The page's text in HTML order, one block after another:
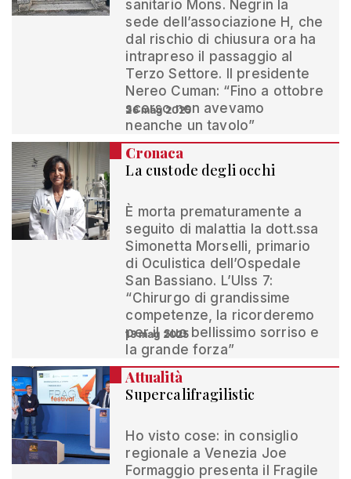
sanitario Mons. Negrin la
sede dell’associazione H, che
dal rischio di chiusura ora ha
intrapreso il passaggio al
Terzo Settore. Il presidente
Nereo Cuman: “Fino a ottobre
scorso non avevamo
neanche un tavolo”
26 mag 2025
Cronaca
La custode degli occhi
È morta prematuramente a
seguito di malattia la dott.ssa
Simonetta Morselli, primario
di Oculistica dell’Ospedale
San Bassiano. L’Ulss 7:
“Chirurgo di grandissime
competenze, la ricorderemo
per il suo bellissimo sorriso e
la grande forza”
13 mag 2025
Attualità
Supercalifragilistic
Ho visto cose: in consiglio
regionale a Venezia Joe
Formaggio presenta il Fragile